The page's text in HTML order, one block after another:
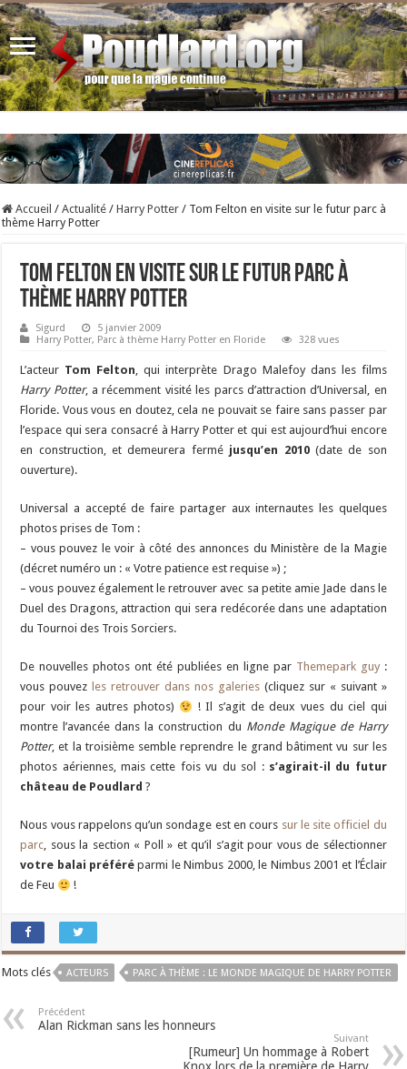
Accueil / Actualité / Harry Potter / Tom Felton en visite sur le futur parc à
thème Harry Potter
Tom Felton en visite sur le futur parc à
thème Harry Potter
Sigurd
5 janvier 2009
Harry Potter, Parc à thème Harry Potter en Floride 328 vues
L’acteur Tom Felton, qui interprète Drago Malefoy dans les films
Harry Potter, a récemment visité les parcs d’attraction d’Universal, en
Floride. Vous vous en doutez, cela ne pouvait se faire sans passer par
l’espace qui sera consacré à Harry Potter et qui est aujourd’hui encore
en construction, et demeurera ferméjusqu’en 2010(date de son
ouverture).
Universal a accepté de faire partager aux internautes les quelques
photos prises de Tom :
– vous pouvez le voir à côté des annonces du Ministère de la Magie
(décret numéro un : « Votre patience est requise ») ;
– vous pouvez également le retrouver avec sa petite amie Jade dans le
Duel des Dragons, attraction qui sera redécorée dans une adaptation
du Tournoi des Trois Sorciers.
De nouvelles photos ont été publiées en ligne par Themepark guy:
vous pouvez les retrouver dans nos galeries(cliquez sur « suivant »
pour voir les autres photos)
! Il s’agit de deux vues du ciel qui
montre l’avancée dans la construction du Monde Magique de Harry
Potter, et la troisième semble reprendre le grand bâtiment vu sur les
photos aériennes, mais cette fois vu du sol :s’agirait-il du futur
château de Poudlard ?
Nous vous rappelons qu’un sondage est en cours sur le site officiel du
parc, sous la section « Poll » et qu’il s’agit pour vous de sélectionner
votre balai préféré parmi le Nimbus 2000, le Nimbus 2001 et l’Éclair
de Feu
!
Mots clés ACTEURS PARC À THÈME : LE MONDE MAGIQUE DE HARRY POTTER
Précédent
Alan Rickman sans les honneurs
Suivant
[Rumeur] Un hommage à Robert